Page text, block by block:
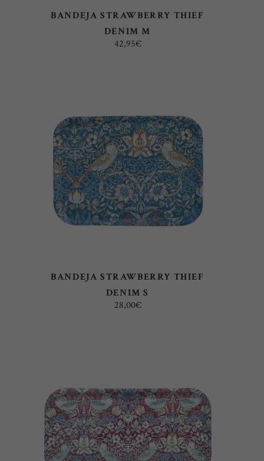
BANDEJA STRAWBERRY THIEF
DENIM M
42,95€
AÑADIR AL CARRITO
BANDEJA STRAWBERRY THIEF
DENIM S
28,00€
AÑADIR AL CARRITO